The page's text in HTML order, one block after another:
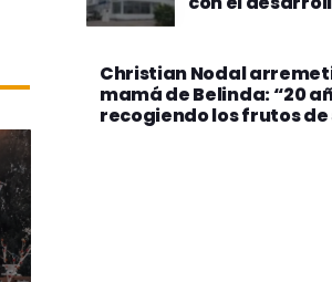
Christian Nodal
mamá de Belinda: “20
recogiendo los frutos